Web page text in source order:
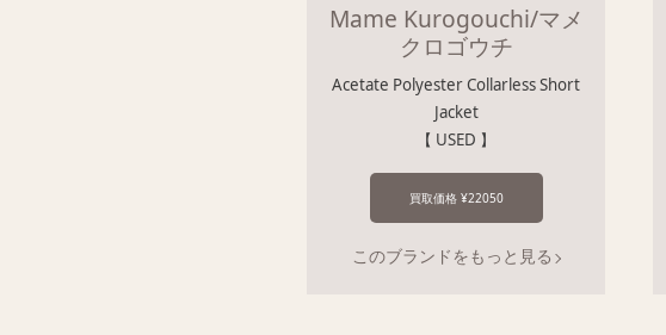
Mame Kurogouchi/マメ
クロゴウチ
Acetate Polyester Collarless Short
Jacket
【 USED 】
買取価格 ¥22050
このブランドをもっと見る